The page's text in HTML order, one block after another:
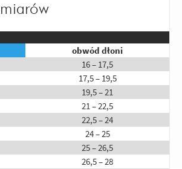
obwód dłoni
16 – 17,5
17,5 – 19,5
19,5 – 21
21 – 22,5
22,5 – 24
24 – 25
25 – 26,5
26,5 – 28